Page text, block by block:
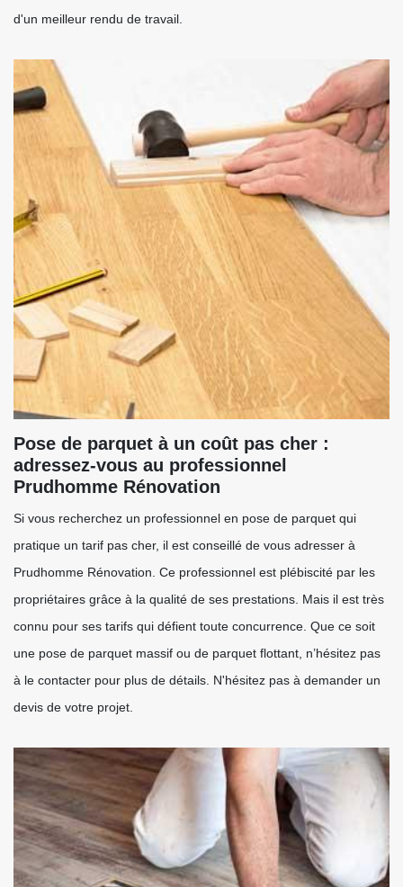
d'un meilleur rendu de travail.
Pose de parquet à un coût pas cher :
adressez-vous au professionnel
Prudhomme Rénovation
Si vous recherchez un professionnel en pose de parquet qui
pratique un tarif pas cher, il est conseillé de vous adresser à
Prudhomme Rénovation. Ce professionnel est plébiscité par les
propriétaires grâce à la qualité de ses prestations. Mais il est très
connu pour ses tarifs qui défient toute concurrence. Que ce soit
une pose de parquet massif ou de parquet flottant, n’hésitez pas
à le contacter pour plus de détails. N'hésitez pas à demander un
devis de votre projet.